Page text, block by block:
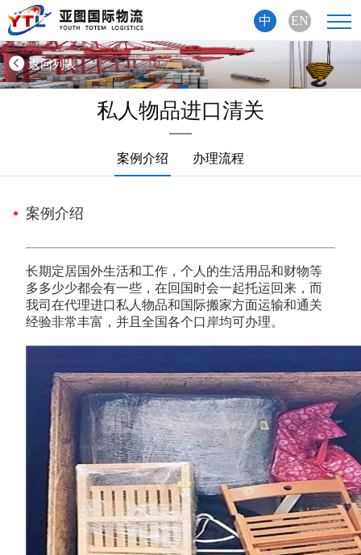
中 EN
返回列表
私人物品进口清关
案例介绍 办理流程
案例介绍
长期定居国外生活和工作，个人的生活用品和财物等
多多少少都会有一些，在回国时会一起托运回来，而
我司在代理进口私人物品和国际搬家方面运输和通关
经验非常丰富，并且全国各个口岸均可办理。